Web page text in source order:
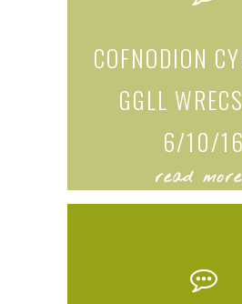
COFNODION
GGLL
6/10/16
read